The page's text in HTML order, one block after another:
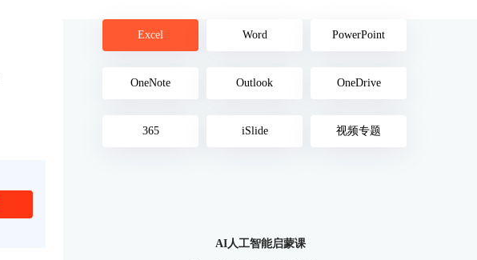
Excel Word PowerPoint
OneNote Outlook OneDrive
365 iSlide 视频专题
AI人工智能启蒙课